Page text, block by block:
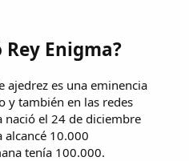
Enigma?
ajedrez es una eminencia
y también en las redes
nació el 24 de diciembre
alcancé 10.000
tenía 100.000.